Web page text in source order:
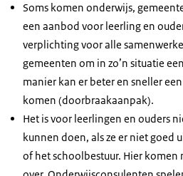
Soms komen onderwijs,
een aanbod voor leerling en
verplichting voor alle
gemeenten om in zo’n situatie
manier kan er beter en sneller
komen (doorbraakaanpak).
Het is voor leerlingen en ouders
kunnen doen, als ze er niet goed
of het schoolbestuur. Hier